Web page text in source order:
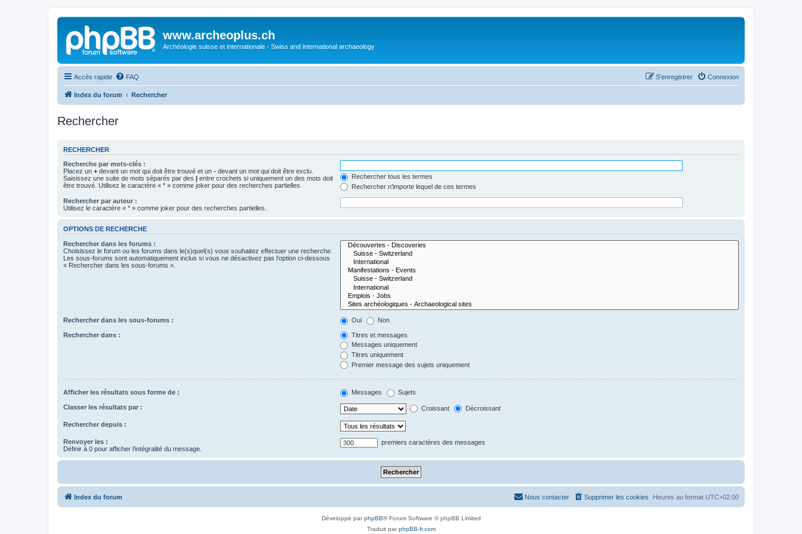
www.archeoplus.ch
Archéologie suisse et internationale - Swiss and international archaeology
Accès rapide FAQ Connexion
S’enregistrer
Index du forum Rechercher
Rechercher
RECHERCHER
Recherche par mots-clés :
Placez un + devant un mot qui doit être trouvé et un - devant un mot qui doit être exclu.
Saisissez une suite de mots séparés par des | entre crochets si uniquement un des mots doit
être trouvé. Utilisez le caractère « * » comme joker pour des recherches partielles.
Rechercher tous les termes
Rechercher n’importe lequel de ces termes
Rechercher par auteur :
Utilisez le caractère « * » comme joker pour des recherches partielles.
OPTIONS DE RECHERCHE
Rechercher dans les forums :
Choisissez le forum ou les forums dans le(s)quel(s) vous souhaitez effectuer une recherche.
Les sous-forums sont automatiquement inclus si vous ne désactivez pas l’option ci-dessous
« Rechercher dans les sous-forums ».
Rechercher dans les sous-forums : Oui Non
Rechercher dans :
Titres et messages
Messages uniquement
Titres uniquement
Premier message des sujets uniquement
Afficher les résultats sous forme de : Messages Sujets
Classer les résultats par : Croissant Décroissant
Rechercher depuis :
Renvoyer les :
Définir à 0 pour afficher l’intégralité du message.
premiers caractères des messages
Index du forum Heures au format UTC+02:00
Supprimer les cookies
Nous contacter
Développé parphpBB® Forum Software © phpBB Limited
Traduit parphpBB-fr.com